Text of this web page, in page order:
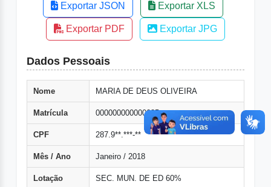
Exportar JSON Exportar XLS
Exportar PDF Exportar JPG
Dados Pessoais
Nome MARIA DE DEUS OLIVEIRA
Matrícula 000000000000085
CPF 287.9**.***-**
Mês / Ano Janeiro / 2018
Lotação SEC. MUN. DE ED 60%